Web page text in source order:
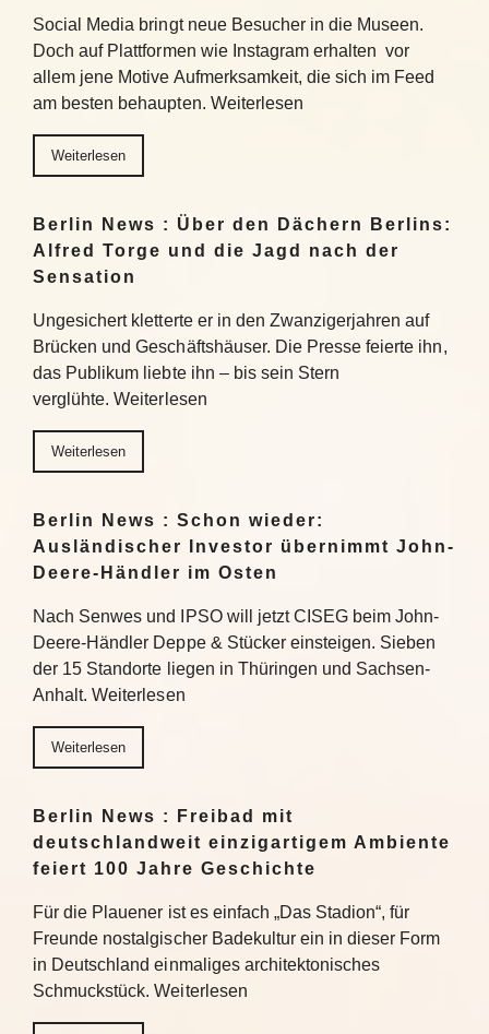
Social Media bringt neue Besucher in die Museen.
Doch auf Plattformen wie Instagram erhalten vor
allem jene Motive Aufmerksamkeit, die sich im Feed
am besten behaupten. Weiterlesen
Weiterlesen
Berlin News : Über den Dächern Berlins:
Alfred Torge und die Jagd nach der
Sensation
Ungesichert kletterte er in den Zwanzigerjahren auf
Brücken und Geschäftshäuser. Die Presse feierte ihn,
das Publikum liebte ihn – bis sein Stern
verglühte. Weiterlesen
Weiterlesen
Berlin News : Schon wieder:
Ausländischer Investor übernimmt John-
Deere-Händler im Osten
Nach Senwes und IPSO will jetzt CISEG beim John-
Deere-Händler Deppe & Stücker einsteigen. Sieben
der 15 Standorte liegen in Thüringen und Sachsen-
Anhalt. Weiterlesen
Weiterlesen
Berlin News : Freibad mit
deutschlandweit einzigartigem Ambiente
feiert 100 Jahre Geschichte
Für die Plauener ist es einfach „Das Stadion“, für
Freunde nostalgischer Badekultur ein in dieser Form
in Deutschland einmaliges architektonisches
Schmuckstück. Weiterlesen